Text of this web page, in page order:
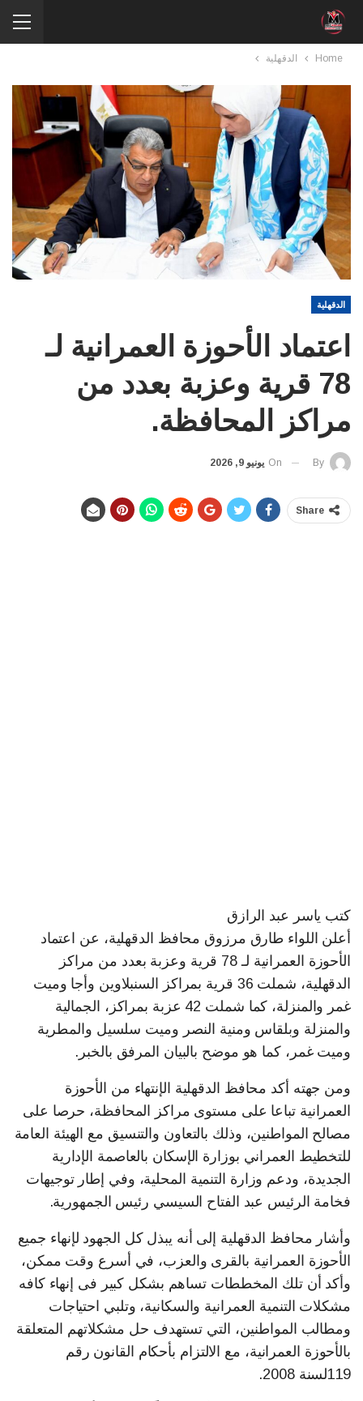
Home الدقهلية
الدقهلية
اعتماد الأحوزة العمرانية لـ
78 قرية وعزبة بعدد من
مراكز المحافظة.
By
On يونيو 9, 2026
Share
كتب ياسر عبد الرازق
أعلن اللواء طارق مرزوق محافظ الدقهلية، عن اعتماد
الأحوزة العمرانية لـ 78 قرية وعزبة بعدد من مراكز
الدقهلية، شملت 36 قرية بمراكز السنبلاوين وأجا وميت
غمر والمنزلة، كما شملت 42 عزبة بمراكز، الجمالية
والمنزلة وبلقاس ومنية النصر وميت سلسيل والمطرية
وميت غمر، كما هو موضح بالبيان المرفق بالخبر.
ومن جهته أكد محافظ الدقهلية الإنتهاء من الأحوزة
العمرانية تباعا على مستوى مراكز المحافظة، حرصا على
مصالح المواطنين، وذلك بالتعاون والتنسيق مع الهيئة العامة
للتخطيط العمراني بوزارة الإسكان بالعاصمة الإدارية
الجديدة، ودعم وزارة التنمية المحلية، وفي إطار توجيهات
فخامة الرئيس عبد الفتاح السيسي رئيس الجمهورية.
وأشار محافظ الدقهلية إلى أنه يبذل كل الجهود لإنهاء جميع
الأحوزة العمرانية بالقرى والعزب، في أسرع وقت ممكن،
وأكد أن تلك المخططات تساهم بشكل كبير فى إنهاء كافه
مشكلات التنمية العمرانية والسكانية، وتلبي احتياجات
ومطالب المواطنين، التي تستهدف حل مشكلاتهم المتعلقة
بالأحوزة العمرانية، مع الالتزام بأحكام القانون رقم
119لسنة 2008.